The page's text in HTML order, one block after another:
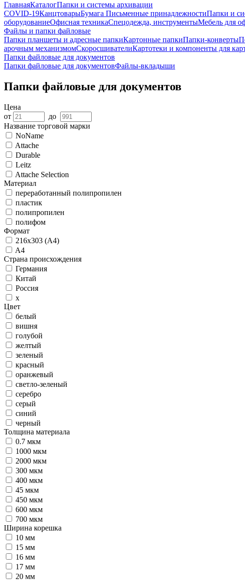
ГлавнаяКаталогПапки и системы архивации
COVID-19КанцтоварыБумага Письменные принадлежностиПапки и
оборудованиеОфисная техникаСпецодежда, инструментыМебель для
Файлы и папки файловые
Папки планшеты и адресные папкиКартонные папкиПапки-конверты
арочным механизмомСкоросшивателиКартотеки и компоненты для
Папки файловые для документов
Папки файловые для документовФайлы-вкладыши
Папки файловые для документов
Цена
от
до
Название торговой марки
NoName
Attache
Durable
Leitz
Attache Selection
Материал
переработанный полипропилен
пластик
полипропилен
полифом
Формат
216х303 (А4)
A4
Страна происхождения
Германия
Китай
Россия
х
Цвет
белый
вишня
голубой
желтый
зеленый
красный
оранжевый
светло-зеленый
серебро
серый
синий
черный
Толщина материала
0.7 мкм
1000 мкм
2000 мкм
300 мкм
400 мкм
45 мкм
450 мкм
600 мкм
700 мкм
Ширина корешка
10 мм
15 мм
16 мм
17 мм
20 мм